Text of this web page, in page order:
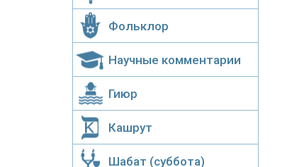
Фольклор
Научные комментарии
Гиюр
Кашрут
Шабат (суббота)